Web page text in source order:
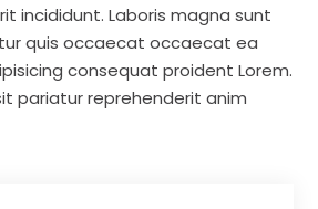
incididunt. Laboris magna sunt
quis occaecat occaecat ea
consequat proident Lorem.
pariatur reprehenderit anim